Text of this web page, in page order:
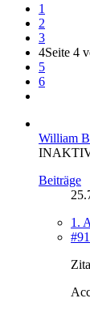
1
2
3
4Seite 4
5
6
William
Beiträge
1.
#91